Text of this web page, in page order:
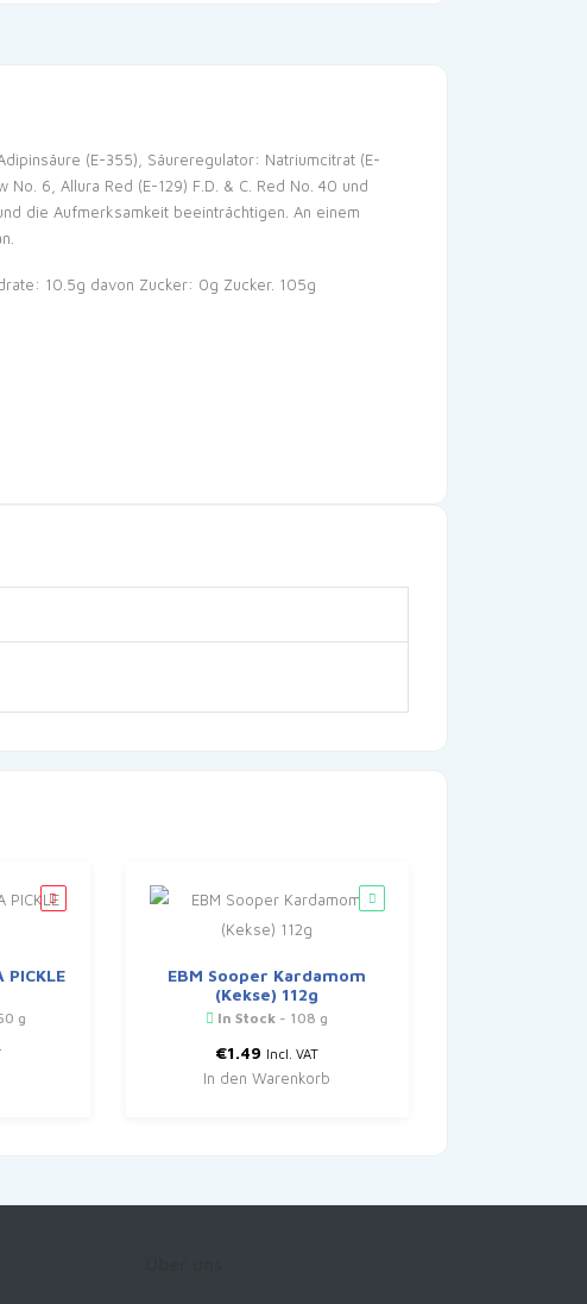
(E-355), Säureregulator: Natriumcitrat (E-
6, Allura Red (E-129) F.D. & C. Red No. 40 und
die Aufmerksamkeit beeinträchtigen. An einem
10.5g davon Zucker: 0g Zucker. 105g
PICKLE
g
EBM Sooper Kardamom
(Kekse) 112g
In Stock - 108 g
€1.49 Incl. VAT
In den Warenkorb